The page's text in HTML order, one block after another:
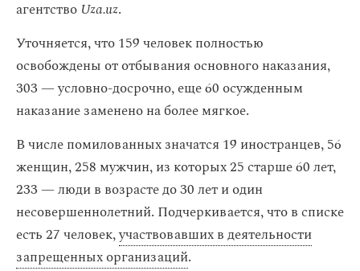
агентство Uza.uz.
Уточняется, что 159 человек полностью
освобождены от отбывания основного наказания,
303 — условно-досрочно, еще 60 осужденным
наказание заменено на более мягкое.
В числе помилованных значатся 19 иностранцев, 56
женщин, 258 мужчин, из которых 25 старше 60 лет,
233 — люди в возрасте до 30 лет и один
несовершеннолетний. Подчеркивается, что в списке
есть 27 человек,участвовавших в деятельности
запрещенных организаций.